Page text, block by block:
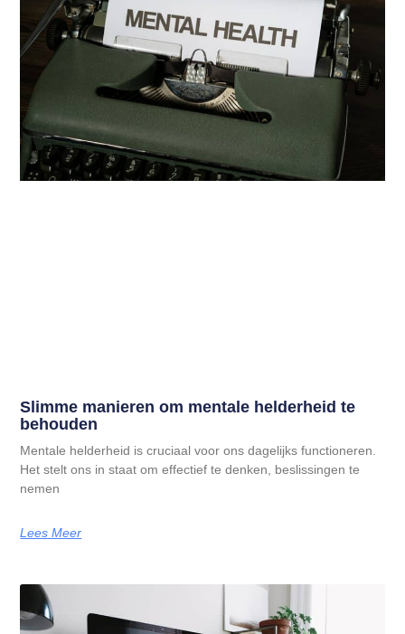
Slimme manieren om mentale helderheid te
behouden
Mentale helderheid is cruciaal voor ons dagelijks functioneren.
Het stelt ons in staat om effectief te denken, beslissingen te
nemen
Lees Meer